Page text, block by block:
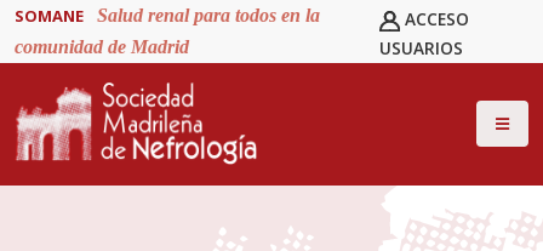
SOMANE
Salud renal para todos en la
comunidad de Madrid
ACCESO
USUARIOS